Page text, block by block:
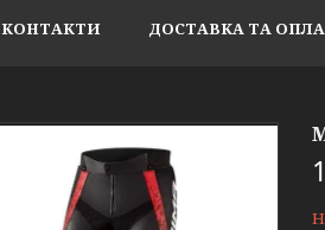
КОНТАКТИ ДОСТАВКА ТА